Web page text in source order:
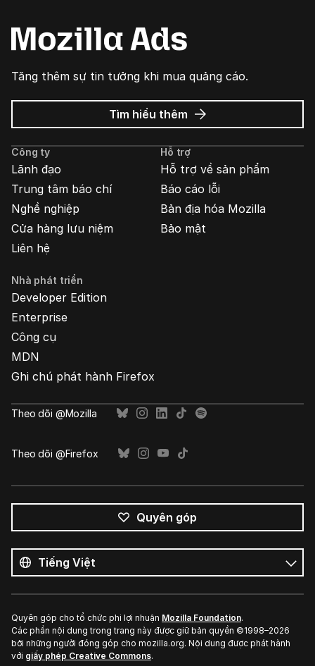
Tăng thêm sự tin tưởng khi mua quảng cáo.
Tìm hiểu thêm về
Quảng
cáo
Công ty
Lãnh đạo
Trung tâm báo chí
Nghề nghiệp
Cửa hàng lưu niệm
Liên hệ
Hỗ trợ
Hỗ trợ về sản phẩm
Báo cáo lỗi
Bản địa hóa Mozilla
Bảo mật
Nhà phát triển
Developer Edition
Enterprise
Công cụ
MDN
Ghi chú phát hành Firefox
Theo dõi @Mozilla
Theo dõi @Firefox
Quyên góp
cả
ngôn
ngữ
Ngôn
ngữ
Quyên góp cho tổ chức phi lợi nhuận Mozilla Foundation.
Các phần nội dung trong trang này được giữ bản quyền ©1998–2026
bởi những người đóng góp cho mozilla.org. Nội dung được phát hành
với giấy phép Creative Commons.